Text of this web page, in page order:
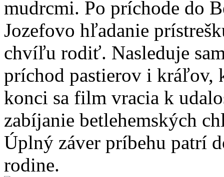
mudrcmi. Po príchode do
Jozefovo hľadanie
chvíľu rodiť. Nasleduje
príchod pastierov i kráľov,
konci sa film vracia k
zabíjanie betlehemských
Úplný záver príbehu patrí
rodine.